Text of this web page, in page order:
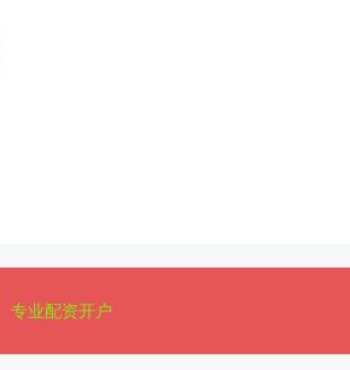
专业配资开户